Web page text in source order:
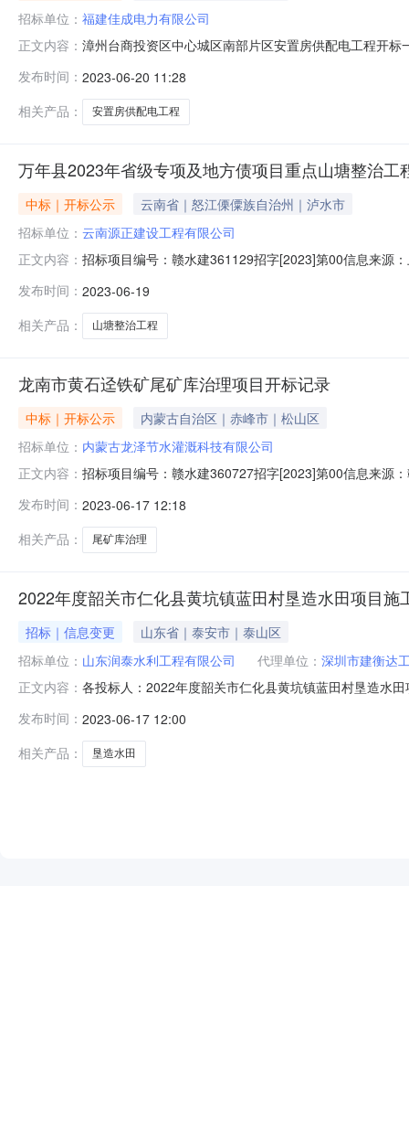
招标单位： 福建佳成电力有限公司
正文内容： 漳州台商投资区中心城区南部片区安置房供配电工程开
及国家有关规定并通过电力等相关部门的专业验收合格
发布时间： 2023-06-20 11:28
相关产品：
安置房供配电工程
万年县2023年省级专项及地方债项目重点山塘整治工
中标｜开标公示
云南省｜怒江傈僳族自治州｜泸水市
招标单位： 云南源正建设工程有限公司
正文内容： 招标项目编号：赣水建361129招字[2023]第00信息来源
价:0.00元/%;工期:日历天;质量要求:;保证金金额:0.00元,
发布时间： 2023-06-19
相关产品：
山塘整治工程
龙南市黄石迳铁矿尾矿库治理项目开标记录
中标｜开标公示
内蒙古自治区｜赤峰市｜松山区
招标单位： 内蒙古龙泽节水灌溉科技有限公司
正文内容： 招标项目编号：赣水建360727招字[2023]第00信息来源
质量要求:;保证金金额:0.00元,投标文件递交时间:未上传,
发布时间： 2023-06-17 12:18
相关产品：
尾矿库治理
2022年度韶关市仁化县黄坑镇蓝田村垦造水田项目施
招标｜信息变更
山东省｜泰安市｜泰山区
招标单位： 山东润泰水利工程有限公司 代理单位： 深圳市建衡达
正文内容： 各投标人：2022年度韶关市仁化县黄坑镇蓝田村垦造水
表》和《开标一览表》。系统解密获取的各投标人的投
广东滨洲建筑工程有限公司5
发布时间： 2023-06-17 12:00
相关产品：
垦造水田